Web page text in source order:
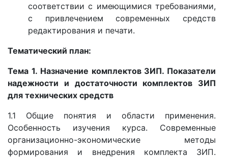
соответствии с имеющимися требованиями,
с привлечением современных средств
редактирования и печати.
Тематический план:
Тема 1. Назначение комплектов ЗИП. Показатели
надежности и достаточности комплектов ЗИП
для технических средств
1.1 Общие понятия и области применения.
Особенность изучения курса. Современные
организационно-экономические методы
формирования и внедрения комплекта ЗИП.